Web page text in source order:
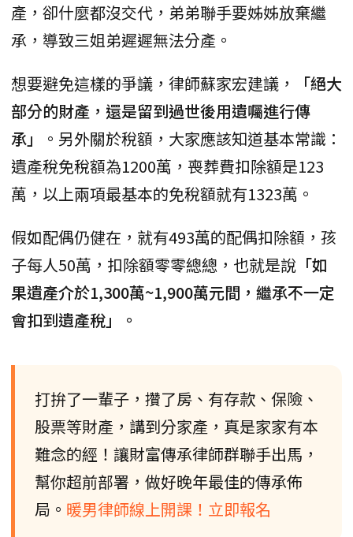
產，卻什麼都沒交代，弟弟聯手要姊姊放棄繼
承，導致三姐弟遲遲無法分產。
想要避免這樣的爭議，律師蘇家宏建議，
「絕大
部分的財產，還是留到過世後用遺囑進行傳
承」
。另外關於稅額，大家應該知道基本常識：
遺產稅免稅額為1200萬，喪葬費扣除額是123
萬，以上兩項最基本的免稅額就有1323萬。
假如配偶仍健在，就有493萬的配偶扣除額，孩
子每人50萬，扣除額零零總總，也就是說 「如
果遺產介於1,300萬~1,900萬元間，繼承不一定
會扣到遺產稅」。
打拚了一輩子，攢了房、有存款、保險、
股票等財產，講到分家產，真是家家有本
難念的經！讓財富傳承律師群聯手出馬，
幫你超前部署，做好晚年最佳的傳承佈
局。 暖男律師線上開課！立即報名